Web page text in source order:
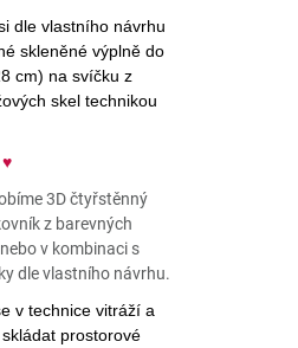
dle vlastního návrhu
skleněné výplně do
cm) na svíčku z
skel technikou
♥
3D čtyřstěnný
z barevných
v kombinaci s
dle vlastního návrhu.
v technice vitráží a
prostorové